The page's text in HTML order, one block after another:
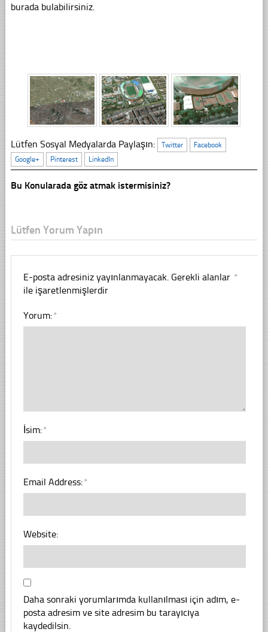
burada bulabilirsiniz.
Lütfen Sosyal Medyalarda Paylaşın: Twitter
Facebook
Google+
Pinterest LinkedIn
Bu Konularada göz atmak istermisiniz?
Lütfen Yorum Yapın
E-posta adresiniz yayınlanmayacak. Gerekli alanlar *
ile işaretlenmişlerdir
Yorum:*
İsim:*
Email Address:*
Website:
Daha sonraki yorumlarımda kullanılması için adım, e-
posta adresim ve site adresim bu tarayıcıya
kaydedilsin.